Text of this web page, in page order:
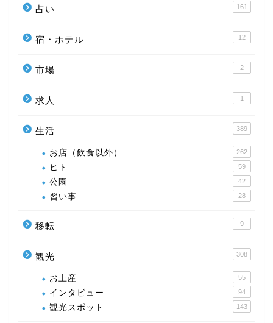
占い 161
宿・ホテル 12
市場 2
求人 1
生活 389
お店（飲食以外） 262
ヒト 59
公園 42
習い事 28
移転 9
観光 308
お土産 55
インタビュー 94
観光スポット 143